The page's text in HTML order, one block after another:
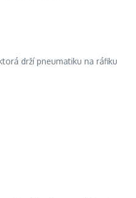
drží pneumatiku na ráfiku